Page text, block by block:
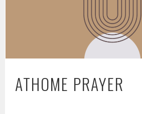
ATHOME PRAYER